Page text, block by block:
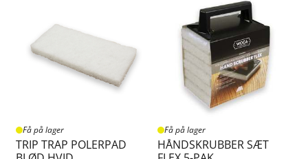
Få på lager
TRIP TRAP POLERPAD
Få på lager
HÅNDSKRUBBER SÆT